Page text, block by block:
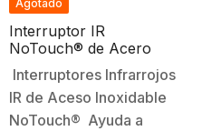
Agotado
Interruptor IR
NoTouch® de Acero
Inoxidable / Salida
Doble / Símbolo de
Puerta
Interruptores Infrarrojos
IR de Aceso Inoxidable
NoTouch® Ayuda a